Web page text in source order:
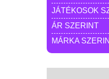
JÁTÉKOSOK
ÁR SZERINT
MÁRKA